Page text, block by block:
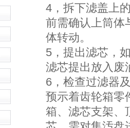
4，拆下滤盖上
前需确认上筒体
体转动。
5，提出滤芯，
滤芯提出放入废
6，检查过滤器
预示着齿轮箱零
箱、滤芯支架、